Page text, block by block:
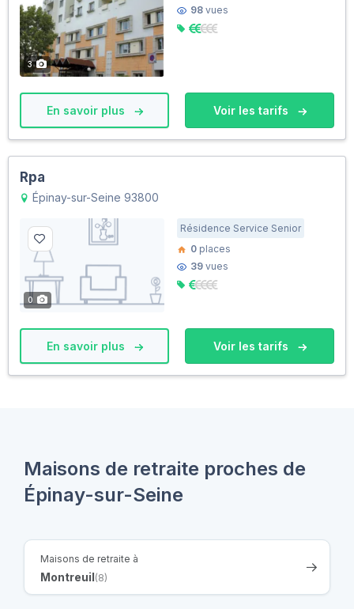
3
98 vues
En savoir plus Voir les tarifs
Rpa
Épinay-sur-Seine 93800
0
Résidence Service Senior
0 places
39 vues
En savoir plus Voir les tarifs
Maisons de retraite proches de
Épinay-sur-Seine
Maisons de retraite à
Montreuil(8)